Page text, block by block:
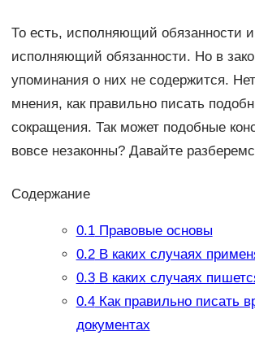
То есть, исполняющий обязанности
исполняющий обязанности. Но в
упоминания о них не содержится.
мнения, как правильно писать
сокращения. Так может подобные
вовсе незаконны? Давайте
Содержание
0.1Правовые основы
0.2В каких случаях
0.3В каких случаях
0.4Как правильно писать
документах